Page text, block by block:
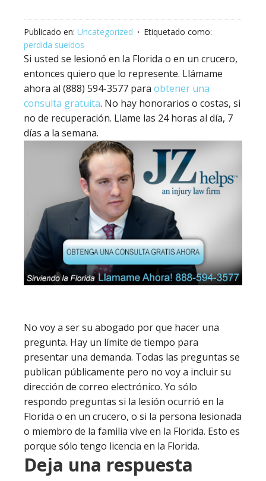
Publicado en: Uncategorized
Etiquetado como:
perdida sueldos
Si usted se lesionó en la Florida o en un crucero,
entonces quiero que lo represente. Llámame
ahora al (888) 594-3577 para obtener una
consulta gratuita. No hay honorarios o costas, si
no de recuperación. Llame las 24 horas al día, 7
días a la semana.
No voy a ser su abogado por que hacer una
pregunta. Hay un límite de tiempo para
presentar una demanda. Todas las preguntas se
publican públicamente pero no voy a incluir su
dirección de correo electrónico. Yo sólo
respondo preguntas si la lesión ocurrió en la
Florida o en un crucero, o si la persona lesionada
o miembro de la familia vive en la Florida. Esto es
porque sólo tengo licencia en la Florida.
Deja una respuesta